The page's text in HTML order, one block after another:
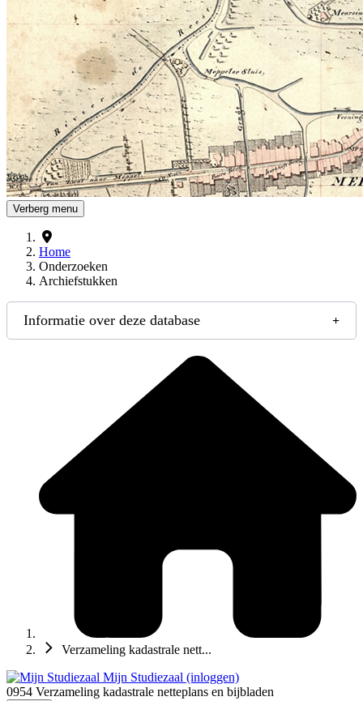
Verberg menu
Home
Onderzoeken
Archiefstukken
Informatie over deze database
Verzameling kadastrale nett...
Mijn Studiezaal (inloggen)
0954 Verzameling kadastrale netteplans en bijbladen